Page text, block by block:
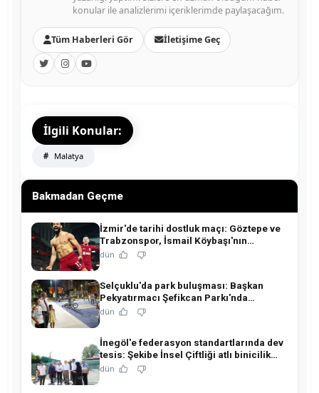
konular ile analizlerimi içeriklerimde paylaşacağım.
Tüm Haberleri Gör İletişime Geç
İlgili Konular:
Malatya
Bakmadan Geçme
İzmir'de tarihi dostluk maçı: Göztepe ve
Trabzonspor, İsmail Köybaşı'nın
jübilesinde buluşuyor!
dün
Selçuklu'da park buluşması: Başkan
Pekyatırmacı Şefikcan Parkı'nda
hemşehrileriyle buluştu!
dün
İnegöl'e federasyon standartlarında dev
tesis: Şekibe İnsel Çiftliği atlı binicilik
merkezine dönüşüyor!
dün